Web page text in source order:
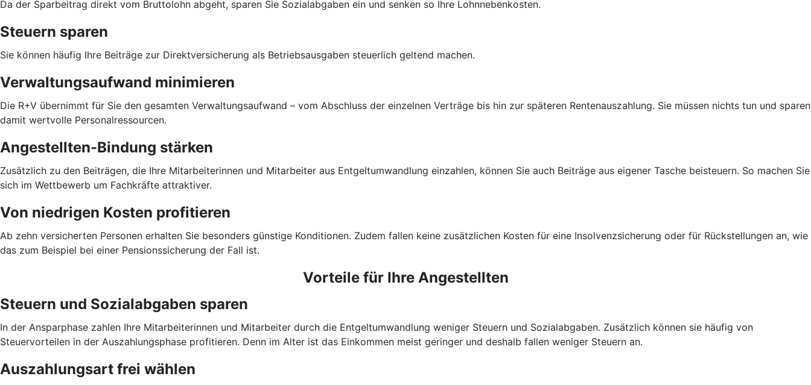
Da der Sparbeitrag direkt vom Bruttolohn abgeht, sparen Sie Sozialabgaben ein und senken so Ihre Lohnnebenkosten.
Steuern sparen
Sie können häufig Ihre Beiträge zur Direktversicherung als Betriebsausgaben steuerlich geltend machen.
Verwaltungsaufwand minimieren
Die R+V übernimmt für Sie den gesamten Verwaltungsaufwand – vom Abschluss der einzelnen Verträge bis hin zur späteren Rentenauszahlung. Sie müssen nichts tun und sparen
damit wertvolle Personalressourcen.
Angestellten-Bindung stärken
Zusätzlich zu den Beiträgen, die Ihre Mitarbeiterinnen und Mitarbeiter aus Entgeltumwandlung einzahlen, können Sie auch Beiträge aus eigener Tasche beisteuern. So machen Sie
sich im Wettbewerb um Fachkräfte attraktiver.
Von niedrigen Kosten profitieren
Ab zehn versicherten Personen erhalten Sie besonders günstige Konditionen. Zudem fallen keine zusätzlichen Kosten für eine Insolvenzsicherung oder für Rückstellungen an, wie
das zum Beispiel bei einer Pensionssicherung der Fall ist.
Vorteile für Ihre Angestellten
Steuern und Sozialabgaben sparen
In der Ansparphase zahlen Ihre Mitarbeiterinnen und Mitarbeiter durch die Entgeltumwandlung weniger Steuern und Sozialabgaben. Zusätzlich können sie häufig von
Steuervorteilen in der Auszahlungsphase profitieren. Denn im Alter ist das Einkommen meist geringer und deshalb fallen weniger Steuern an.
Auszahlungsart frei wählen